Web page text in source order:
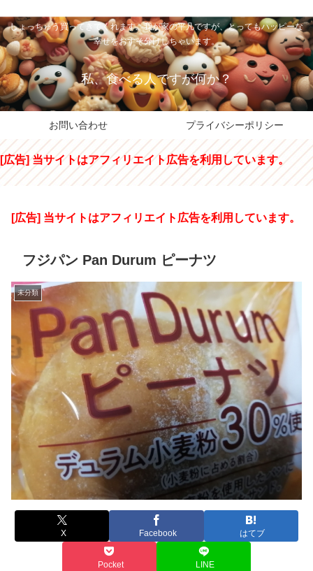
しょっちゅう買ってきてくれます。我が家の平凡ですが、とってもハッピーな
幸せをおすそ分けしちゃいます。
私、食べる人ですが何か？
お問い合わせ プライバシーポリシー
[広告] 当サイトはアフィリエイト広告を利用しています。
[広告] 当サイトはアフィリエイト広告を利用しています。
フジパン Pan Durum ピーナツ
未分類
X Facebook はてブ
Pocket LINE